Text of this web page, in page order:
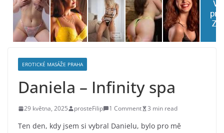
EROTICKÉ MASÁŽE PRAHA
Daniela – Infinity spa
29 května, 2025 prosteFilip 1 Comment 3 min read
Ten den, kdy jsem si vybral Danielu, bylo pro mě